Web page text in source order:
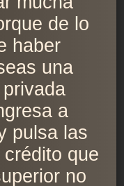
de lo
haber
una
a
pulsa las
que
no